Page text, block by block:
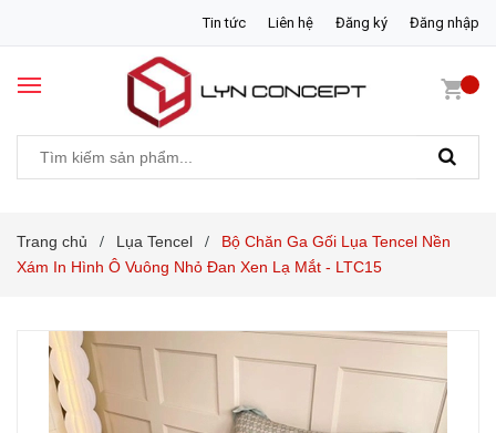
Tin tức Liên hệ Đăng ký Đăng nhập
Trang chủ / Lụa Tencel /
Bộ Chăn Ga Gối Lụa Tencel Nền
Xám In Hình Ô Vuông Nhỏ Đan Xen Lạ Mắt - LTC15